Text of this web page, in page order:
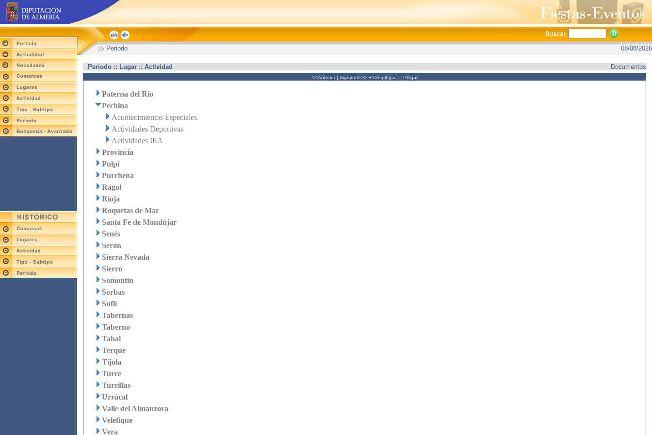
Periodo 08/08/2026
Periodo :: Lugar :: Actividad Documentos
<<Anterior| Siguiente>> + Desplegar| - Plegar
Paterna del Río
Pechina
Acontecimientos Especiales
Actividades Deportivas
Actividades IEA
Provincia
Pulpí
Purchena
Rágol
Rioja
Roquetas de Mar
Santa Fe de Mondújar
Senés
Serón
Sierra Nevada
Sierro
Somontín
Sorbas
Suflí
Tabernas
Taberno
Tahal
Terque
Tíjola
Turre
Turrillas
Urrácal
Valle del Almanzora
Velefique
Vera